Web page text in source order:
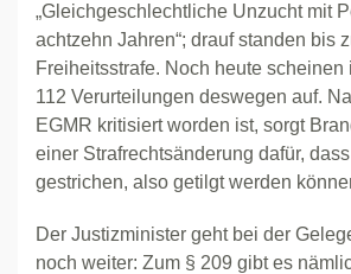
„Gleichgeschlechtliche Unzucht mit
achtzehn Jahren“; drauf standen bis
Freiheitsstrafe. Noch heute scheinen
112 Verurteilungen deswegen auf.
EGMR kritisiert worden ist, sorgt
einer Strafrechtsänderung dafür,
gestrichen, also getilgt werden
Der Justizminister geht bei der
noch weiter: Zum § 209 gibt es